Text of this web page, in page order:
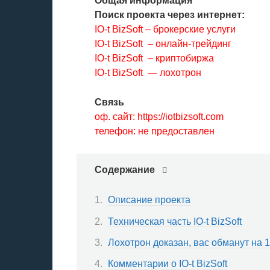
Поиск проекта через интернет:
IO-t BizSoft – брокерские услуги
IO-t BizSoft – онлайн-трейдинг
IO-t BizSoft – криптобиржа
IO-t BizSoft — лохотрон
Связь
оф. сайт: https://iotbizsoft.com
телефон: не предоставлен
Содержание
Описание проекта
Техническая часть IO-t BizSoft
Лохотрон доказан, вас обманут на
Комментарии о IO-t BizSoft